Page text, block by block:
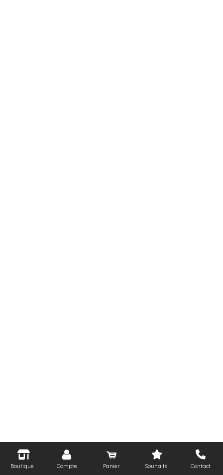
Boutique Compte Panier Souhaits Contact